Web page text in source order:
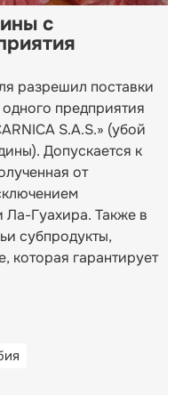
с
разрешил поставки
предприятия
S.A.S.» (убой
Допускается к
от
Ла-Гуахира. Также в
субпродукты,
которая гарантирует